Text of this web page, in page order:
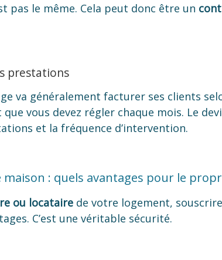
pas le même. Cela peut donc être un
prestations
va généralement facturer ses clients
vous devez régler chaque mois. Le
et la fréquence d’intervention.
: quels avantages pour le
ou locataire de votre logement,
C’est une véritable sécurité.